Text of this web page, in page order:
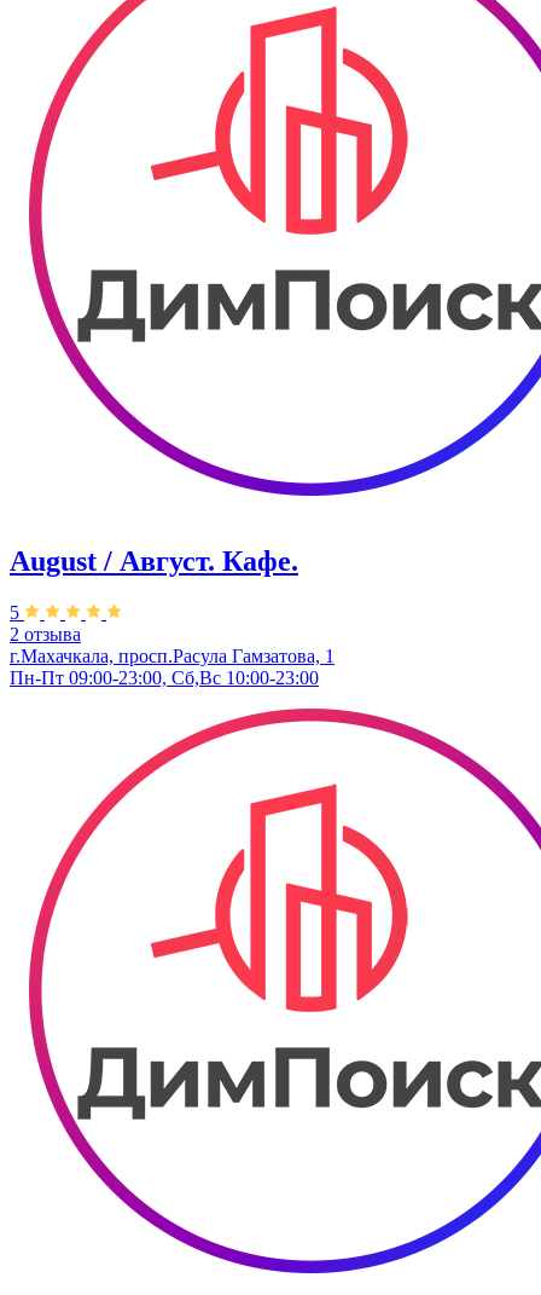
August / Август. Кафе.
5
2 отзыва
г.Махачкала, просп.Расула Гамзатова, 1
Пн-Пт 09:00-23:00, Сб,Вс 10:00-23:00